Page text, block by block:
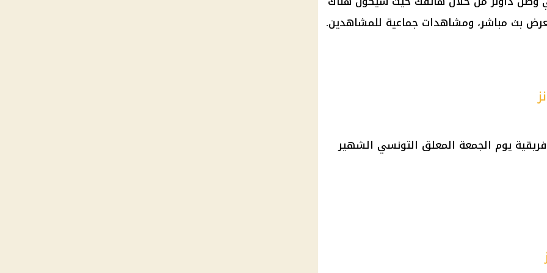
بث مباشر، ومشاهدات جماعية للمشاهدين.
يوم الجمعة المعلق التونسي الشهير